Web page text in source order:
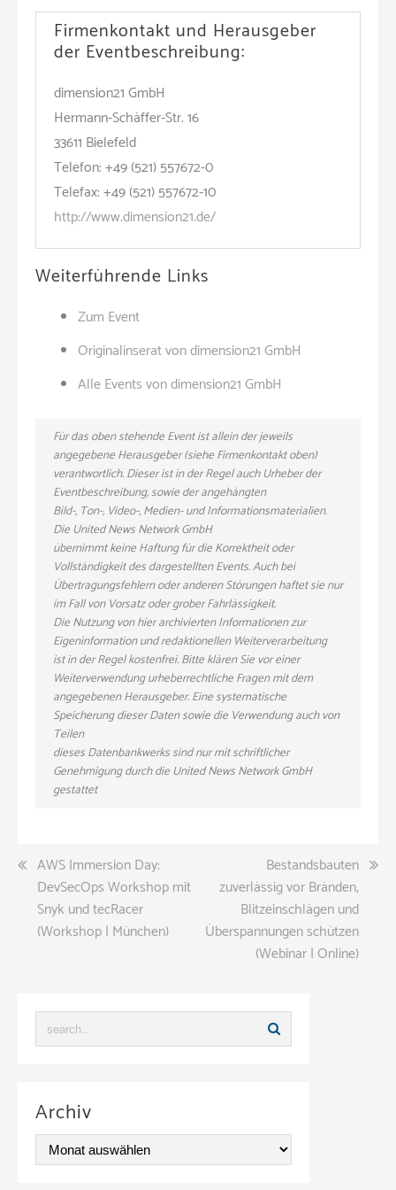
Firmenkontakt und Herausgeber
der Eventbeschreibung:
dimension21 GmbH
Hermann-Schäffer-Str. 16
33611 Bielefeld
Telefon: +49 (521) 557672-0
Telefax: +49 (521) 557672-10
http://www.dimension21.de/
Weiterführende Links
Zum Event
Originalinserat von dimension21 GmbH
Alle Events von dimension21 GmbH
Für das oben stehende Event ist allein der jeweils
angegebene Herausgeber (siehe Firmenkontakt oben)
verantwortlich. Dieser ist in der Regel auch Urheber der
Eventbeschreibung, sowie der angehängten
Bild-, Ton-, Video-, Medien- und Informationsmaterialien.
Die United News Network GmbH
übernimmt keine Haftung für die Korrektheit oder
Vollständigkeit des dargestellten Events. Auch bei
Übertragungsfehlern oder anderen Störungen haftet sie nur
im Fall von Vorsatz oder grober Fahrlässigkeit.
Die Nutzung von hier archivierten Informationen zur
Eigeninformation und redaktionellen Weiterverarbeitung
ist in der Regel kostenfrei. Bitte klären Sie vor einer
Weiterverwendung urheberrechtliche Fragen mit dem
angegebenen Herausgeber. Eine systematische
Speicherung dieser Daten sowie die Verwendung auch von
Teilen
dieses Datenbankwerks sind nur mit schriftlicher
Genehmigung durch die United News Network GmbH
gestattet
Beitragsnavigation
AWS Immersion Day:
DevSecOps Workshop mit
Snyk und tecRacer
(Workshop | München)
Bestandsbauten
zuverlässig vor Bränden,
Blitzeinschlägen und
Überspannungen schützen
(Webinar | Online)
Archiv